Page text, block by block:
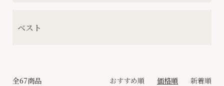
ベスト
全67商品 おすすめ順 価格順 新着順